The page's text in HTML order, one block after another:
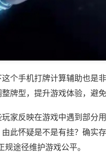
个手机打牌计算辅助也是
牌型，提升游戏体验，避
家反映在游戏中遇到部分
此怀疑是不是有挂？确实
途径维护游戏公平。